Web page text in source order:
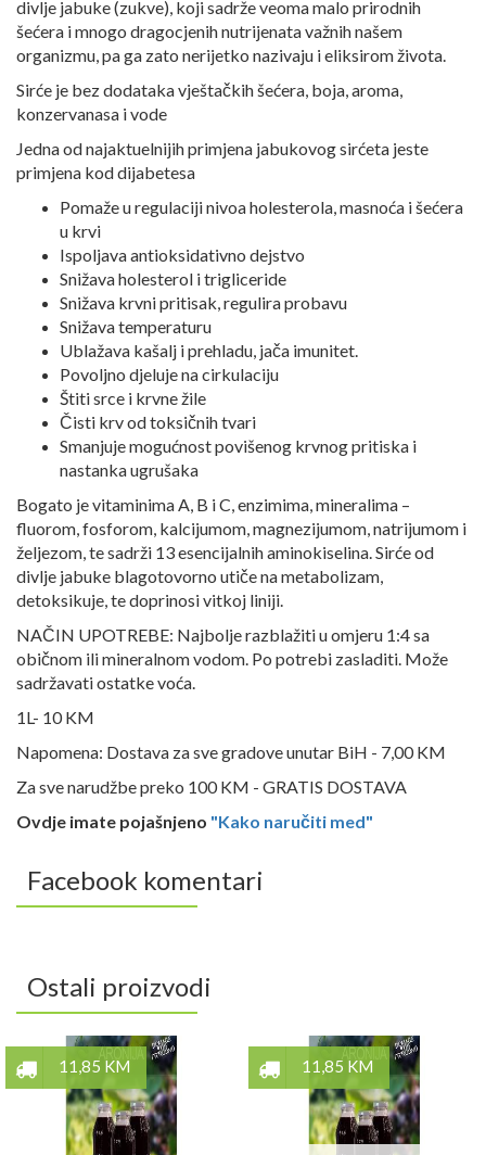
divlje jabuke (zukve), koji sadrže veoma malo prirodnih
šećera i mnogo dragocjenih nutrijenata važnih našem
organizmu, pa ga zato nerijetko nazivaju i eliksirom života.
Sirće je bez dodataka vještačkih šećera, boja, aroma,
konzervanasa i vode
Jedna od najaktuelnijih primjena jabukovog sirćeta jeste
primjena kod dijabetesa
Pomaže u regulaciji nivoa holesterola, masnoća i šećera
u krvi
Ispoljava antioksidativno dejstvo
Snižava holesterol i trigliceride
Snižava krvni pritisak, regulira probavu
Snižava temperaturu
Ublažava kašalj i prehladu, jača imunitet.
Povoljno djeluje na cirkulaciju
Štiti srce i krvne žile
Čisti krv od toksičnih tvari
Smanjuje mogućnost povišenog krvnog pritiska i
nastanka ugrušaka
Bogato je vitaminima A, B i C, enzimima, mineralima –
fluorom, fosforom, kalcijumom, magnezijumom, natrijumom i
željezom, te sadrži 13 esencijalnih aminokiselina. Sirće od
divlje jabuke blagotovorno utiče na metabolizam,
detoksikuje, te doprinosi vitkoj liniji.
NAČIN UPOTREBE: Najbolje razblažiti u omjeru 1:4 sa
običnom ili mineralnom vodom. Po potrebi zasladiti. Može
sadržavati ostatke voća.
1L- 10 KM
Napomena: Dostava za sve gradove unutar BiH - 7,00 KM
Za sve narudžbe preko 100 KM - GRATIS DOSTAVA
Ovdje imate pojašnjeno "Kako naručiti med"
Facebook komentari
Ostali proizvodi
11,85 KM 11,85 KM